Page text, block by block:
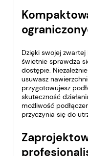
Dzięki swojej
świetnie sprawdza
dostępie.
usuwasz
przygotowujesz
skuteczność
możliwość
przyczynia się do